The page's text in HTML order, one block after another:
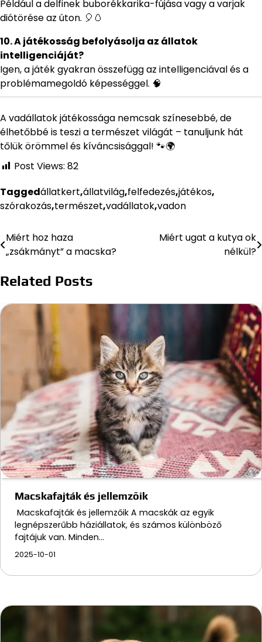
Például a delfinek buborékkarika-fújása vagy a varjak
diótörése az úton. 🎈🥚
10. A játékosság befolyásolja az állatok
intelligenciáját?
Igen, a játék gyakran összefügg az intelligenciával és a
problémamegoldó képességgel. 🧠
A vadállatok játékossága nemcsak színesebbé, de
élhetőbbé is teszi a természet világát – tanuljunk hát
tőlük örömmel és kíváncsisággal! 🐾🌍
Post Views: 82
Taggedállatkert,állatvilág,felfedezés,játékos,
szórakozás,természet,vadállatok,vadon
Bejegyzés
navigáció
Miért hoz haza
„zsákmányt” a macska?
Miért ugat a kutya ok
nélkül?
Related Posts
Macskafajták és jellemzőik
Macskafajták és jellemzőik A macskák az egyik
legnépszerűbb háziállatok, és számos különböző
fajtájuk van. Minden…
2025-10-01